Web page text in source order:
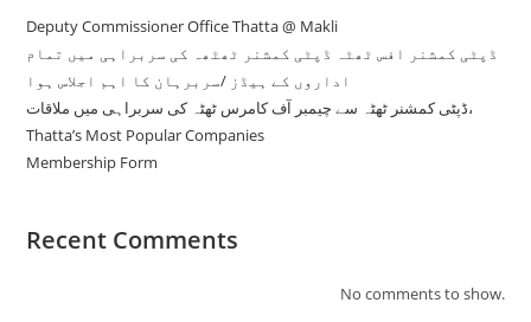
Deputy Commissioner Office Thatta @ Makli
ڈپٹی کمشنر افس ٹھٹہ ڈپٹی کمشنر ٹھٹھہ کی سربراہی میں تمام
اداروں کے ہیڈز /سربرہان کا اہم اجلاس ہوا
ڈپٹی کمشنر ٹھٹہ سے چیمبر آف کامرس ٹھٹہ کی سربراہی میں ملاقات،
Thatta’s Most Popular Companies
Membership Form
Recent Comments
No comments to show.